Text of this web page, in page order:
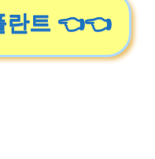
란트 👈👈